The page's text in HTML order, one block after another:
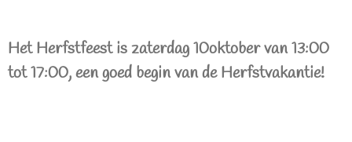
Het Herfstfeest is zaterdag 10oktober van 13:00
tot 17:00, een goed begin van de Herfstvakantie!